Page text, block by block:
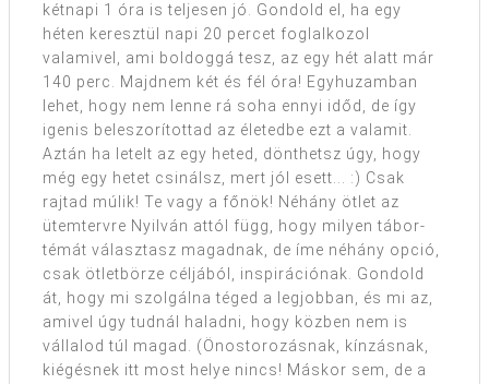
kétnapi 1 óra is teljesen jó. Gondold el, ha egy
héten keresztül napi 20 percet foglalkozol
valamivel, ami boldoggá tesz, az egy hét alatt már
140 perc. Majdnem két és fél óra! Egyhuzamban
lehet, hogy nem lenne rá soha ennyi időd, de így
igenis beleszorítottad az életedbe ezt a valamit.
Aztán ha letelt az egy heted, dönthetsz úgy, hogy
még egy hetet csinálsz, mert jól esett... :) Csak
rajtad múlik! Te vagy a főnök! Néhány ötlet az
ütemtervre Nyilván attól függ, hogy milyen tábor-
témát választasz magadnak, de íme néhány opció,
csak ötletbörze céljából, inspirációnak. Gondold
át, hogy mi szolgálna téged a legjobban, és mi az,
amivel úgy tudnál haladni, hogy közben nem is
vállalod túl magad. (Önostorozásnak, kínzásnak,
kiégésnek itt most helye nincs! Máskor sem, de a